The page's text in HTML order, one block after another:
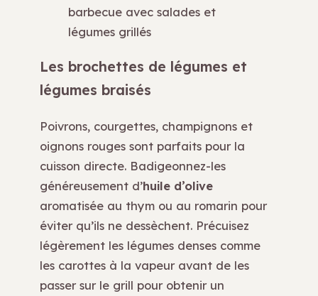
barbecue avec salades et
légumes grillés
Les brochettes de légumes et
légumes braisés
Poivrons, courgettes, champignons et
oignons rouges sont parfaits pour la
cuisson directe. Badigeonnez-les
généreusement d’huile d’olive
aromatisée au thym ou au romarin pour
éviter qu’ils ne dessèchent. Précuisez
légèrement les légumes denses comme
les carottes à la vapeur avant de les
passer sur le grill pour obtenir un